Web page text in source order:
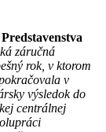
záručná
rok, v ktorom
v
výsledok do
centrálnej